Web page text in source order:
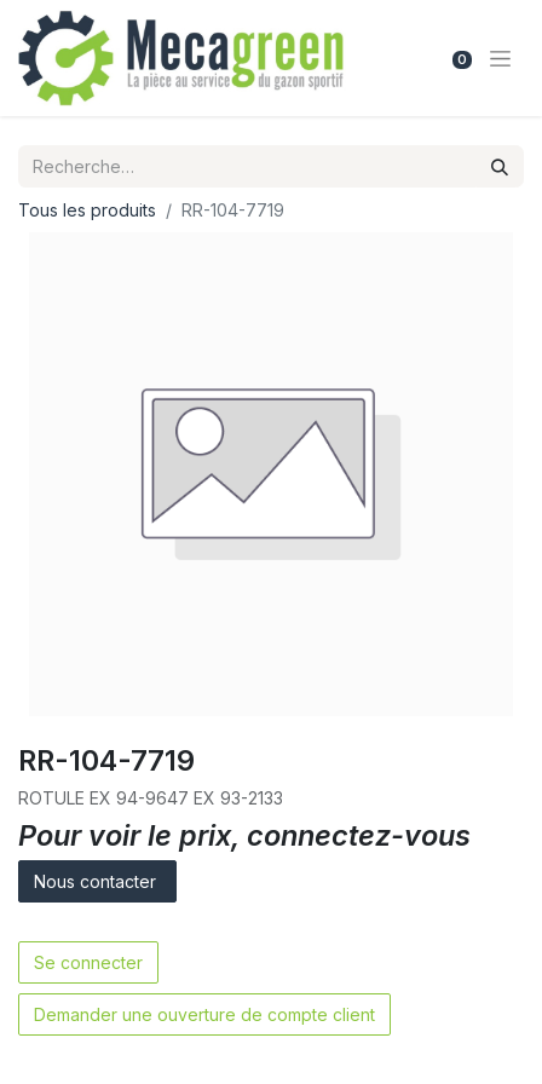
0
Tous les produits RR-104-7719
RR-104-7719
ROTULE EX 94-9647 EX 93-2133
Pour voir le prix, connectez-vous
Nous contacter
Se connecter
Demander une ouverture de compte client